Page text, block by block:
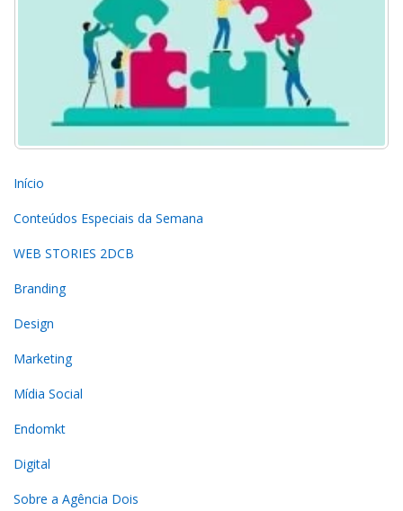
Início
Conteúdos Especiais da Semana
WEB STORIES 2DCB
Branding
Design
Marketing
Mídia Social
Endomkt
Digital
Sobre a Agência Dois